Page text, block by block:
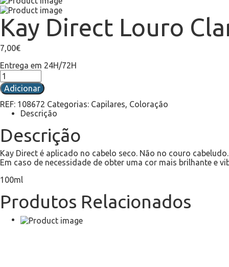
Kay Direct Louro
7,00€
Entrega em 24H/72H
Adicionar
REF: 108672 Categorias: Capilares, Coloração
Descrição
Descrição
Kay Direct é aplicado no cabelo seco. Não no couro
Em caso de necessidade de obter uma cor mais brilhante e
100ml
Produtos Relacionados